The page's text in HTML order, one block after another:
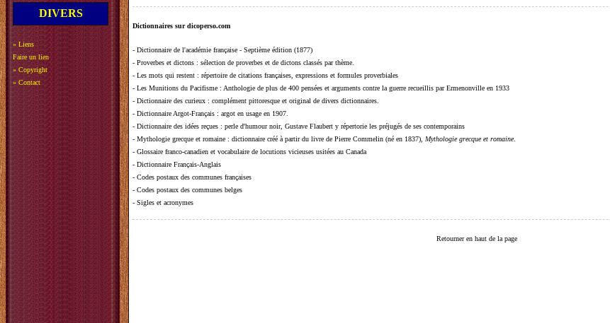
DIVERS
» Liens
Faire un lien
» Copyright
» Contact
Dictionnaires sur dicoperso.com
- Dictionnaire de l'académie française - Septième édition (1877)
- Proverbes et dictons : sélection de proverbes et de dictons classés par thème.
- Les mots qui restent : répertoire de citations françaises, expressions et formules proverbiales
- Les Munitions du Pacifisme : Anthologie de plus de 400 pensées et arguments contre la guerre recueillis par Ermenonville en 1933
- Dictionnaire des curieux : complément pittoresque et original de divers dictionnaires.
- Dictionnaire Argot-Français : argot en usage en 1907.
- Dictionnaire des idées reçues : perle d'humour noir, Gustave Flaubert y répertorie les préjugés de ses contemporains
- Mythologie grecque et romaine : dictionnaire créé à partir du livre de Pierre Commelin (né en 1837), Mythologie grecque et romaine.
- Glossaire franco-canadien et vocabulaire de locutions vicieuses usitées au Canada
- Dictionnaire Français-Anglais
- Codes postaux des communes françaises
- Codes postaux des communes belges
- Sigles et acronymes
Retourner en haut de la page